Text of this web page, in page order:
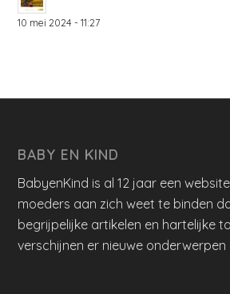
10 mei 2024 - 11:27
BABY EN KIND
BabyenKind is al 12 jaar een
moeders aan zich weet te binden
begrijpelijke artikelen en hartelijke
verschijnen er nieuwe onderwerpen